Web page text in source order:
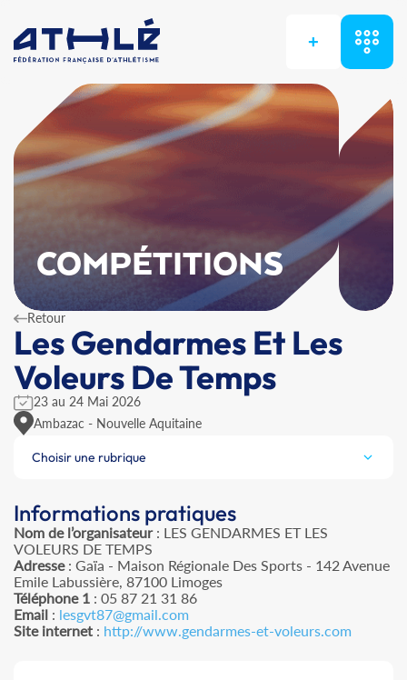
+
COMPÉTITIONS
Retour
Les Gendarmes Et Les
Voleurs De Temps
23 au 24 Mai 2026
Ambazac - Nouvelle Aquitaine
Choisir une rubrique
Informations pratiques
Nom de l’organisateur: LES GENDARMES ET LES
VOLEURS DE TEMPS
Adresse: Gaïa - Maison Régionale Des Sports - 142 Avenue
Emile Labussière, 87100 Limoges
Téléphone 1 : 05 87 21 31 86
Email : lesgvt87@gmail.com
Site internet : http://www.gendarmes-et-voleurs.com